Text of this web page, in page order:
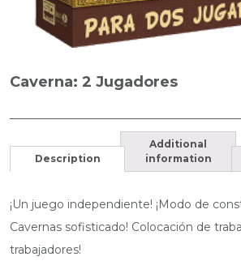
Caverna: 2 Jugadores
Description
Additional
information
¡Un juego independiente! ¡Modo de
Cavernas sofisticado! Colocación de
trabajadores!